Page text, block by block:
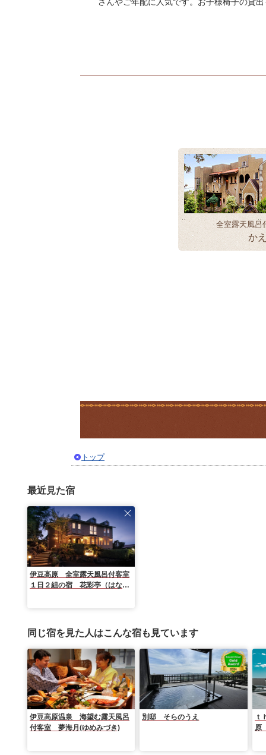
さんやご年配に人気です。お子様椅子の貸
全室露天風呂
か
トップ
最近見た宿
伊豆高原 全室露天風呂付客室
１日２組の宿 花彩亭（はない
同じ宿を見た人はこんな宿も見ています
伊豆高原温泉 海望む露天風呂
付客室 夢海月(ゆめみづき)
別邸 そらのうえ
原